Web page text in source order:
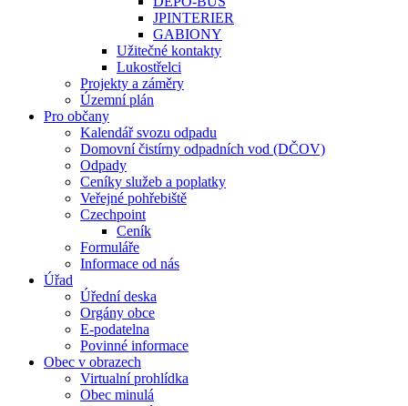
JPINTERIER
GABIONY
Užitečné kontakty
Lukostřelci
Projekty a záměry
Územní plán
Pro občany
Kalendář svozu odpadu
Domovní čistírny odpadních vod (DČOV)
Odpady
Ceníky služeb a poplatky
Veřejné pohřebiště
Czechpoint
Ceník
Formuláře
Informace od nás
Úřad
Úřední deska
Orgány obce
E-podatelna
Povinné informace
Obec v obrazech
Virtualní prohlídka
Obec minulá